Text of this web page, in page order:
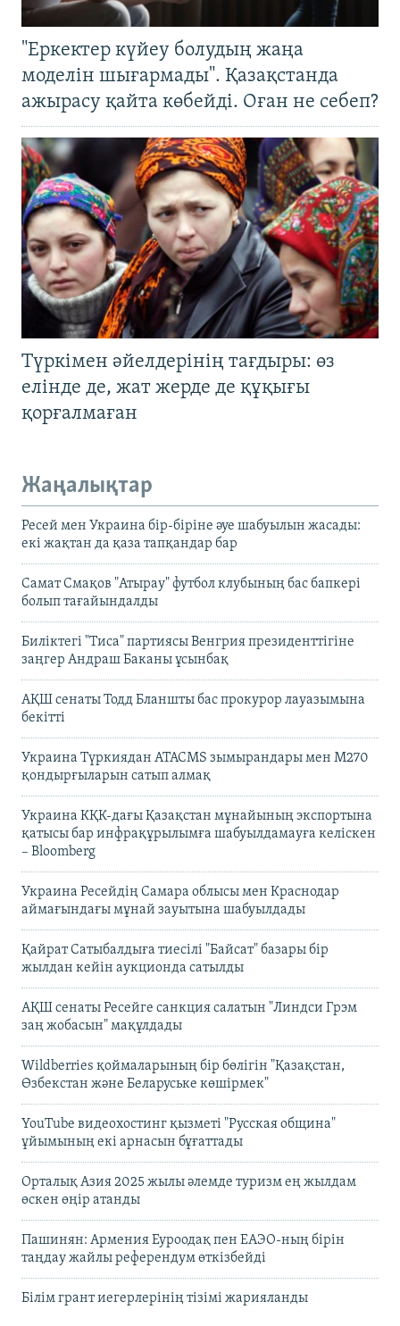
"Еркектер күйеу болудың жаңа
моделін шығармады". Қазақстанда
ажырасу қайта көбейді. Оған не себеп?
Түркімен әйелдерінің тағдыры: өз
елінде де, жат жерде де құқығы
қорғалмаған
Жаңалықтар
Ресей мен Украина бір-біріне әуе шабуылын жасады:
екі жақтан да қаза тапқандар бар
Самат Смақов "Атырау" футбол клубының бас бапкері
болып тағайындалды
Биліктегі "Тиса" партиясы Венгрия президенттігіне
заңгер Андраш Баканы ұсынбақ
АҚШ сенаты Тодд Бланшты бас прокурор лауазымына
бекітті
Украина Түркиядан ATACMS зымырандары мен M270
қондырғыларын сатып алмақ
Украина КҚК-дағы Қазақстан мұнайының экспортына
қатысы бар инфрақұрылымға шабуылдамауға келіскен
– Bloomberg
Украина Ресейдің Самара облысы мен Краснодар
аймағындағы мұнай зауытына шабуылдады
Қайрат Сатыбалдыға тиесілі "Байсат" базары бір
жылдан кейін аукционда сатылды
АҚШ сенаты Ресейге санкция салатын "Линдси Грэм
заң жобасын" мақұлдады
Wildberries қоймаларының бір бөлігін "Қазақстан,
Өзбекстан және Беларуське көшірмек"
YouTube видеохостинг қызметі "Русская община"
ұйымының екі арнасын бұғаттады
Орталық Азия 2025 жылы әлемде туризм ең жылдам
өскен өңір атанды
Пашинян: Армения Еуроодақ пен ЕАЭО-ның бірін
таңдау жайлы референдум өткізбейді
Білім грант иегерлерінің тізімі жарияланды